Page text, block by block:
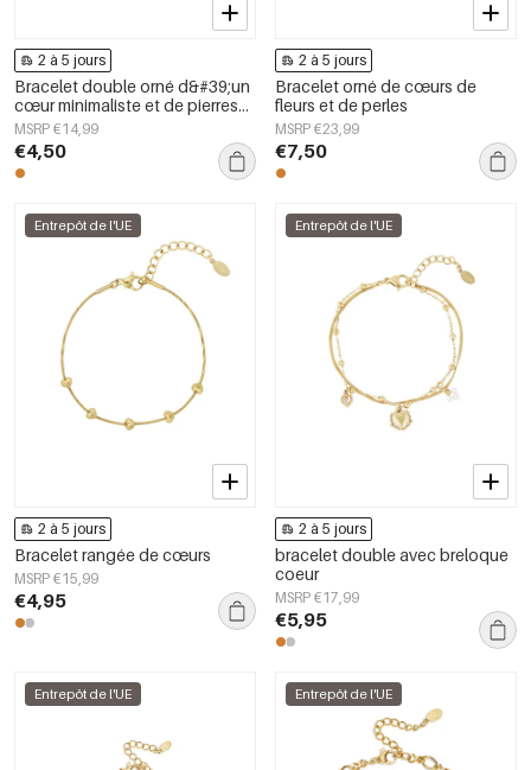
2 à 5 jours
Bracelet double orné d&#39;un
cœur minimaliste et de pierres
de zircone
MSRP €14,99
€4,50
2 à 5 jours
Bracelet orné de cœurs de
fleurs et de perles
MSRP €23,99
€7,50
Entrepôt de l'UE
2 à 5 jours
Bracelet rangée de cœurs
MSRP €15,99
€4,95
Entrepôt de l'UE
2 à 5 jours
bracelet double avec breloque
coeur
MSRP €17,99
€5,95
Entrepôt de l'UE Entrepôt de l'UE